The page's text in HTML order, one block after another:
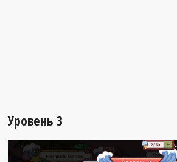
Уровень 3